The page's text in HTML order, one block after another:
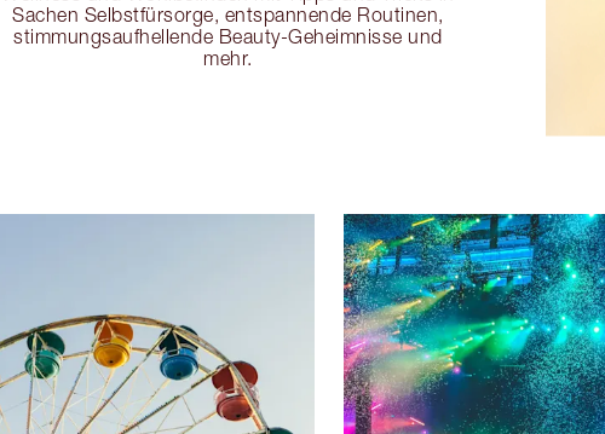
Sachen Selbstfürsorge, entspannende Routinen,
stimmungsaufhellende Beauty-Geheimnisse und
mehr.